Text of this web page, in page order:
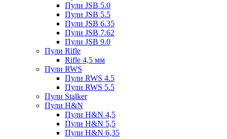
Пули JSB 5.0
Пули JSB 5.5
Пули JSB 6.35
Пули JSB 7.62
Пули JSB 9.0
Пули Rifle
Rifle 4,5 мм
Пули RWS
Пули RWS 4.5
Пули RWS 5.5
Пули Stalker
Пули H&N
Пули H&N 4,5
Пули H&N 5,5
Пули H&N 6,35